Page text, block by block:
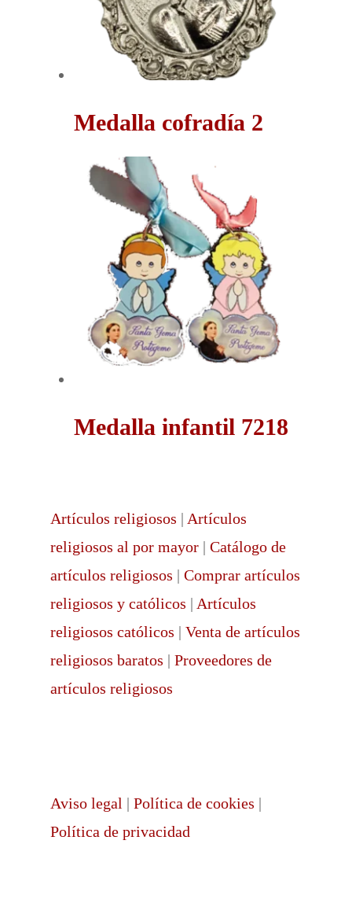
Medalla cofradía 2
Medalla infantil 7218
Artículos religiosos | Artículos
religiosos al por mayor | Catálogo de
artículos religiosos | Comprar artículos
religiosos y católicos | Artículos
religiosos católicos | Venta de artículos
religiosos baratos | Proveedores de
artículos religiosos
Aviso legal | Política de cookies |
Política de privacidad